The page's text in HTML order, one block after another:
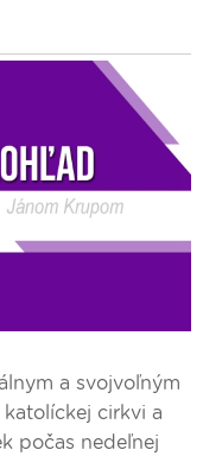
a svojvoľným
cirkvi a
počas nedeľnej